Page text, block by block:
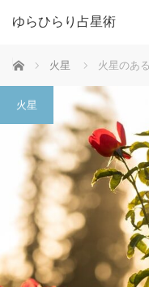
ゆらひらり占星術
ホーム 火星 火星のあ
火星